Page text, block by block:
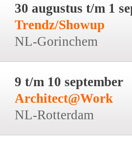
30 augustus t/m 1
Trendz/Showup
NL-Gorinchem
9 t/m 10 september
Architect@Work
NL-Rotterdam